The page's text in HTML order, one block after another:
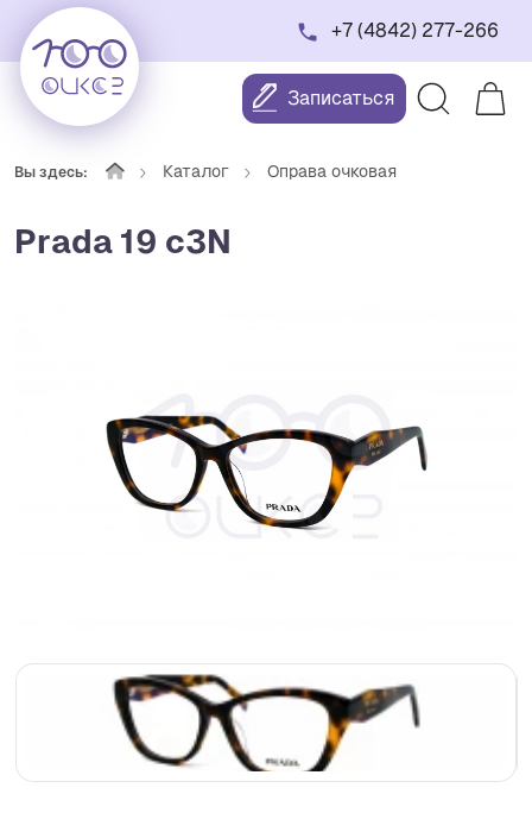
+7 (4842) 277-266
Записаться
Вы здесь: Каталог Оправа очковая
Prada 19 c3N